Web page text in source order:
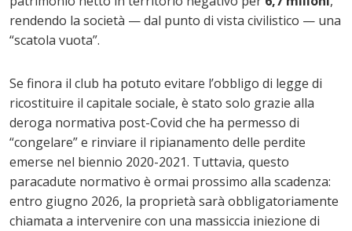
rendendo la società — dal punto di vista civilistico — una
“scatola vuota”.
​Se finora il club ha potuto evitare l’obbligo di legge di
ricostituire il capitale sociale, è stato solo grazie alla
deroga normativa post-Covid che ha permesso di
“congelare” e rinviare il ripianamento delle perdite
emerse nel biennio 2020-2021. Tuttavia, questo
paracadute normativo è ormai prossimo alla scadenza:
entro giugno 2026, la proprietà sarà obbligatoriamente
chiamata a intervenire con una massiccia iniezione di